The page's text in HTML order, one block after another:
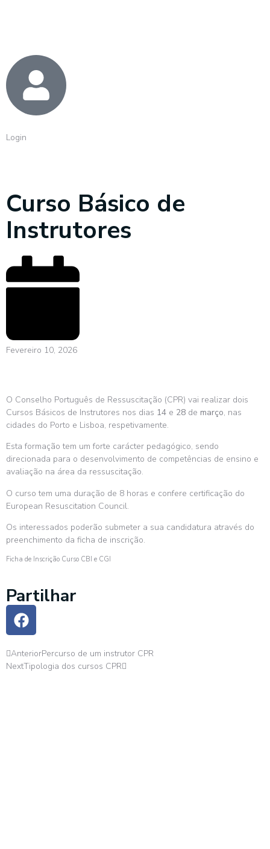
Login
Curso Básico de
Instrutores
Fevereiro 10, 2026
O Conselho Português de Ressuscitação (CPR) vai realizar dois
Cursos Básicos de Instrutores nos dias 14 e 28 de março, nas
cidades do Porto e Lisboa, respetivamente.
Esta formação tem um forte carácter pedagógico, sendo
direcionada para o desenvolvimento de competências de ensino e
avaliação na área da ressuscitação.
O curso tem uma duração de 8 horas e confere certificação do
European Resuscitation Council.
Os interessados poderão submeter a sua candidatura através do
preenchimento da ficha de inscrição.
Ficha de Inscrição Curso CBI e CGI
Partilhar
AnteriorPercurso de um instrutor CPR
NextTipologia dos cursos CPR